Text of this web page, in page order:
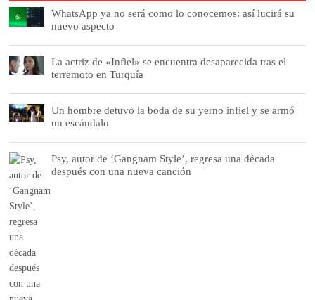
WhatsApp ya no será como lo conocemos: así lucirá su
nuevo aspecto
La actriz de «Infiel» se encuentra desaparecida tras el
terremoto en Turquía
Un hombre detuvo la boda de su yerno infiel y se armó
un escándalo
Psy, autor de ‘Gangnam Style’, regresa una década
después con una nueva canción